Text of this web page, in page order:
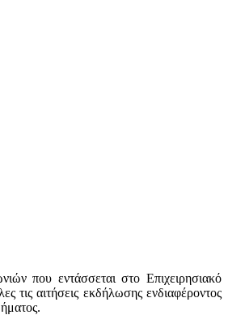
που εντάσσεται στο Επιχειρησιακό
αιτήσεις εκδήλωσης ενδιαφέροντος